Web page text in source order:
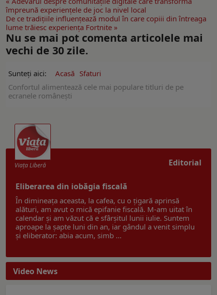
împreună experiențele de joc la nivel local
De ce tradițiile influențează modul în care copiii din întreaga
lume trăiesc experiența Fortnite »
Nu se mai pot comenta articolele mai
vechi de 30 zile.
Sunteți aici: Acasă Sfaturi
Confortul alimentează cele mai populare titluri de pe
ecranele românești
Editorial
Viaţa Liberă
Eliberarea din iobăgia fiscală
În dimineața aceasta, la cafea, cu o țigară aprinsă
alături, am avut o mică epifanie fiscală. M-am uitat în
calendar și am văzut că e sfârșitul lunii iulie. Suntem
aproape la șapte luni din an, iar gândul a venit simplu
și eliberator: abia acum, simb ...
Video News